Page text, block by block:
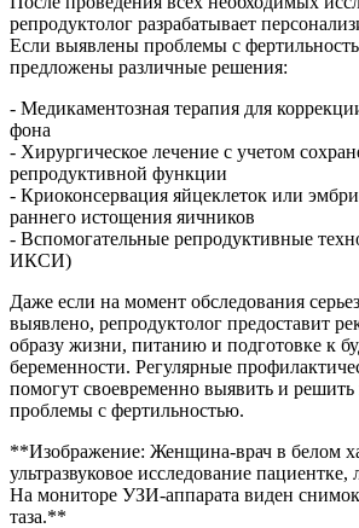
репродуктолог разрабатывает
Если выявлены проблемы с
предложены различные решения:
- Медикаментозная терапия для
фона
- Хирургическое лечение с учетом
репродуктивной функции
- Криоконсервация яйцеклеток или
раннего истощения яичников
- Вспомогательные репродуктивные
ИКСИ)
Даже если на момент обследования
выявлено, репродуктолог предоставит
образу жизни, питанию и подготовке к
беременности. Регулярные
помогут своевременно выявить и
проблемы с фертильностью.
**Изображение: Женщина-врач в белом
ультразвуковое исследование
На мониторе УЗИ-аппарата виден
таза.**